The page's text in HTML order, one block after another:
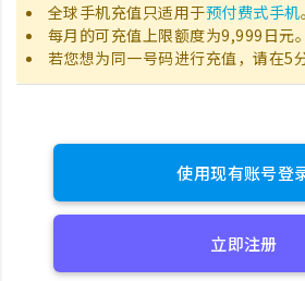
全球手机充值只适用于预付费式手机。
每月的可充值上限额度为9,999日元。
若您想为同一号码进行充值，请在5
使用现有账号登
立即注册